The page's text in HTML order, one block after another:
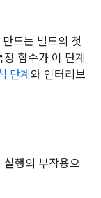
만드는 빌드의 첫
정 함수가 이 단계
단계 와 인터리브
실행의 부작용으